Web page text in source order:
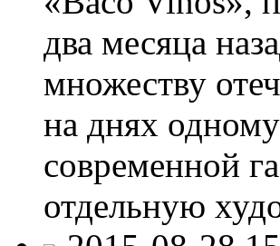
два месяца
множеству
на днях
современной
отдельную